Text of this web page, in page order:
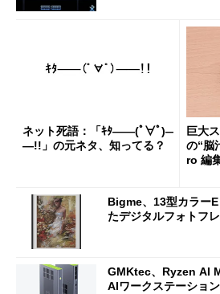
ネット死語：「ｷﾀ――(ﾟ∀ﾟ)―
―!!」の元ネタ、知ってる？
巨大
の“脳
ro 編
Bigme、13型カラー
たデジタルフォトフ
GMKtec、Ryzen AI
AIワークステーション